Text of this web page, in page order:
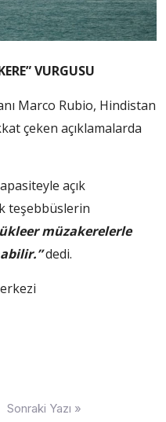
VURGUSU
Marco Rubio, Hindistan
çeken açıklamalarda
açık
teşebbüslerin
müzakerelerle
dedi.
Sonraki Yazı »